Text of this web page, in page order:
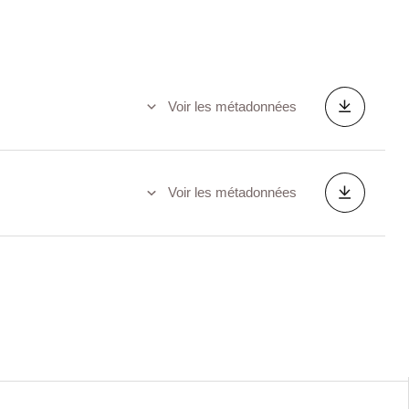
Voir les métadonnées
Voir les métadonnées